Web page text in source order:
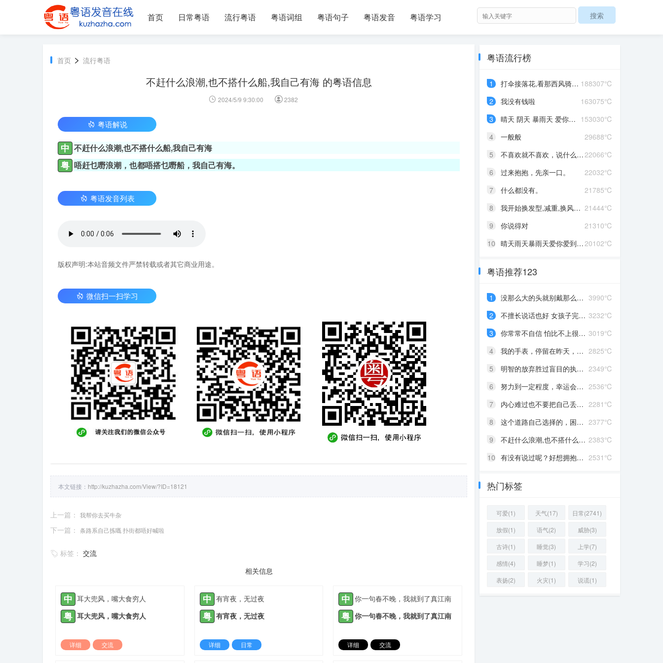
首页 日常粤语 流行粤语 粤语词组 粤语句子 粤语发音 粤语学习
首页 > 流行粤语
不赶什么浪潮,也不搭什么船,我自己有海 的粤语信息
2024/5/9 9:30:00 2382
粤语解说
中 不赶什么浪潮,也不搭什么船,我自己有海
粤 唔赶乜嘢浪潮，也都唔搭乜嘢船，我自己有海。
粤语发音列表
版权声明:本站音频文件严禁转载或者其它商业用途。
微信扫一扫学习
本文链接： http://kuzhazha.com/View/?ID=18121
上一篇： 我帮你去买牛杂
下一篇： 条路系自己拣嘅 扑街都唔好喊啦
标签： 交流
相关信息
中 耳大兜风，嘴大食穷人
粤 耳大兜风，嘴大食穷人
详细
交流
中 有宵夜，无过夜
粤 有宵夜，无过夜
详细
日常
中 你一句春不晚，我就到了真江南
粤 你一句春不晚，我就到了真江南
详细
交流
粤语流行榜
188307℃
1
打伞接落花,看那西风骑瘦马
163075℃
2
我没有钱啦
153030℃
3
晴天 阴天 暴雨天 爱你爱到发晒颠
29688℃
4
一般般
22066℃
5
不喜欢就不喜欢，说什么对不起
22032℃
6
过来抱抱，先亲一口。
21785℃
7
什么都没有。
21444℃
8
我开始换发型,减重,换风格,开始往前走,不好意思啊这一次,我一定要赢
21310℃
9
你说得对
20102℃
10 晴天雨天暴雨天爱你爱到发了颠
粤语推荐123
3990℃
1
没那么大的头就别戴那么大的帽
3232℃
2
不擅长说话也好 女孩子完全沉浸在自己喜欢的事情里 最可爱了 剩下的我会圆场
3019℃
3
你常常不自信 怕比不上很多人 但我觉得你就是最好的 怎么都好 我想告诉你 我对你的爱是兜底 是连你自己都不喜欢自己的时候 还有我来爱你
2825℃
4
我的手表，停留在昨天，从此你赶路，我赶时间
2349℃
5
明智的放弃胜过盲目的执着，去吹吹风吧，能清醒的话感冒也没关系。
2536℃
6
努力到一定程度，幸运会不期而至
2281℃
7
内心难过也不要把自己丢在黑暗中，无限放大自己的情绪。按时睡觉，好好吃饭，洗个热乎的澡，喝甜甜的奶茶。看看长河落日，花朵树木，驱逐丧气再努力奔跑，生活到处是发光的星星。
2377℃
8
这个道路自己选择的，困难多大都不要哭啦
2383℃
9
不赶什么浪潮,也不搭什么船,我自己有海
2531℃
10 有没有说过呢？好想拥抱你啊！
热门标签
可爱(1) 天气(17)
日常(2741)
放假(1)
语气(2)
威胁(3)
古诗(1)
睡觉(3)
上学(7)
感情(4)
睡梦(1)
学习(2)
表扬(2)
火灾(1) 说谎(1)